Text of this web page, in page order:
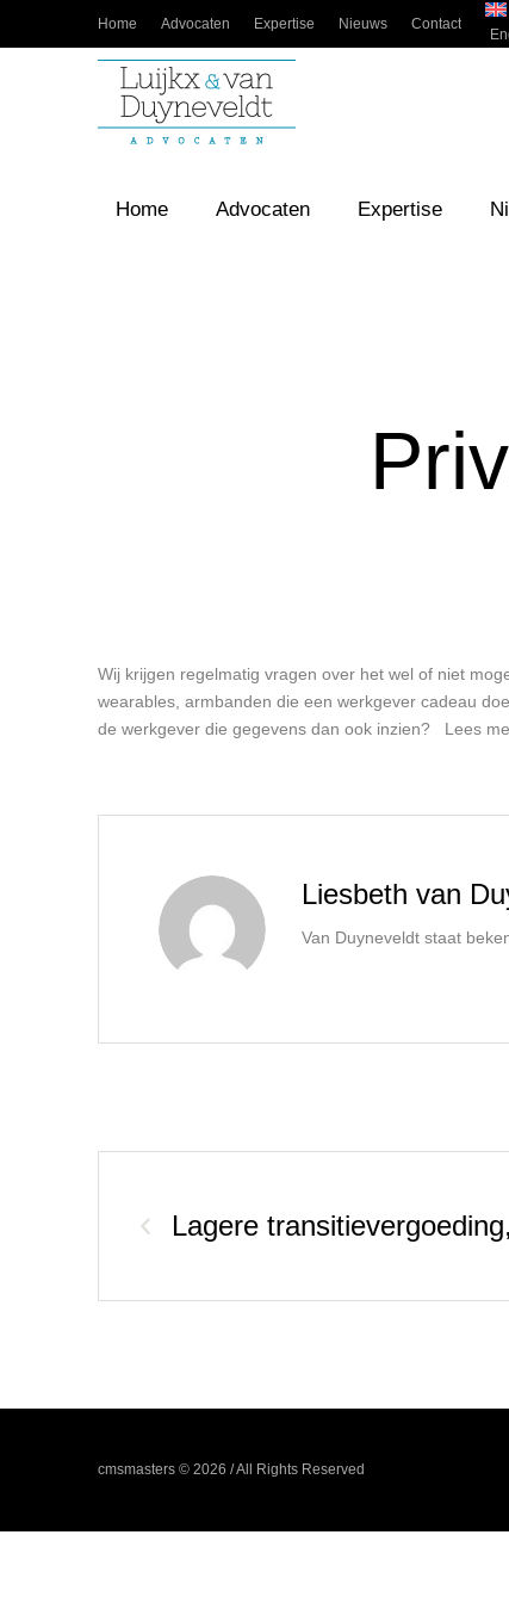
Home Advocaten Expertise Nieuws Contact
Home Advocaten Expertise
Wij krijgen regelmatig vragen over het wel of niet
wearables, armbanden die een werkgever cadeau
de werkgever die gegevens dan ook inzien? Lees
Liesbeth van
Van Duyneveldt staat
Lagere
cmsmasters © 2026 / All Rights Reserved